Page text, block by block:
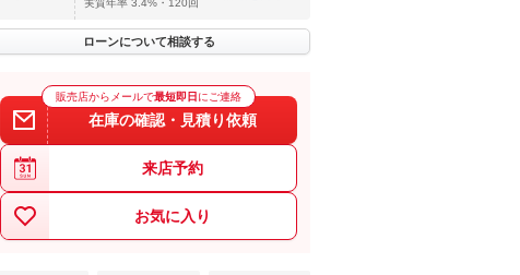
実質年率 3.4%・120回
ローンについて相談する
販売店からメールで最短即日 にご連絡
在庫の確認・見積り依頼
来店予約
お気に入り